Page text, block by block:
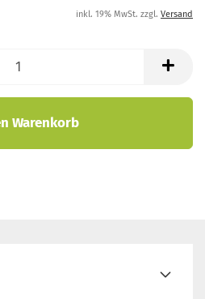
inkl. 19% MwSt. zzgl. Versand
Warenkorb